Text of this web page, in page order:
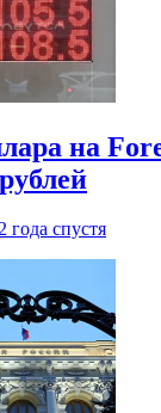
на
года спустя